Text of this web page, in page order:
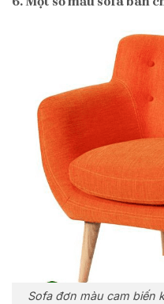
Sofa đơn màu cam biến